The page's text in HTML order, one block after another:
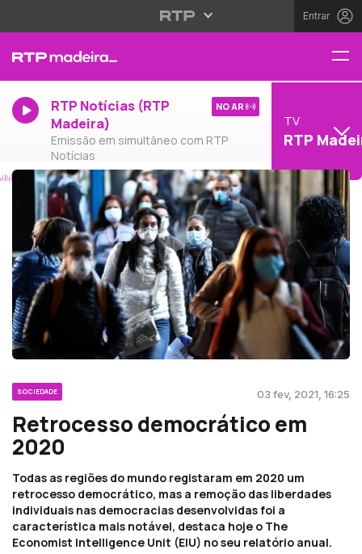
Entrar
RTP Notícias (RTP
Madeira)
Emissão em simultâneo com RTP
Notícias
NO AR
TV
RTP
SOCIEDADE 03 fev, 2021, 16:25
Retrocesso democrático em
2020
Todas as regiões do mundo registaram em 2020 um
retrocesso democrático, mas a remoção das liberdades
individuais nas democracias desenvolvidas foi a
característica mais notável, destaca hoje o The
Economist Intelligence Unit (EIU) no seu relatório anual.